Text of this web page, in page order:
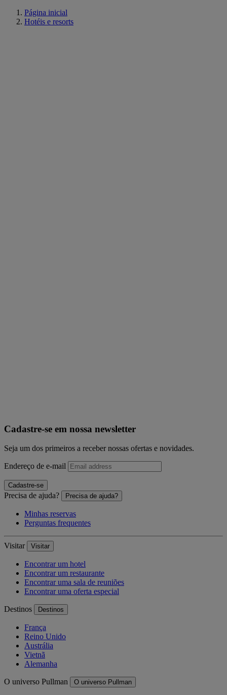
Página inicial
Hotéis e resorts
Cadastre-se em nossa newsletter
Seja um dos primeiros a receber nossas ofertas e novidades.
Endereço de e-mail
Cadastre-se
Precisa de ajuda? Precisa de ajuda?
Minhas reservas
Perguntas frequentes
Visitar Visitar
Encontrar um hotel
Encontrar um restaurante
Encontrar uma sala de reuniões
Encontrar uma oferta especial
Destinos Destinos
França
Reino Unido
Austrália
Vietnã
Alemanha
O universo Pullman O universo Pullman